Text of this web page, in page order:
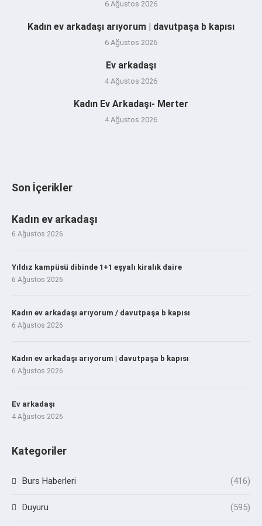
6 Ağustos 2026
Kadın ev arkadaşı arıyorum | davutpaşa b kapısı
6 Ağustos 2026
Ev arkadaşı
4 Ağustos 2026
Kadın Ev Arkadaşı- Merter
4 Ağustos 2026
Son İçerikler
Kadın ev arkadaşı
6 Ağustos 2026
Yıldız kampüsü dibinde 1+1 eşyalı kiralık daire
6 Ağustos 2026
Kadın ev arkadaşı arıyorum / davutpaşa b kapısı
6 Ağustos 2026
Kadın ev arkadaşı arıyorum | davutpaşa b kapısı
6 Ağustos 2026
Ev arkadaşı
4 Ağustos 2026
Kategoriler
Burs Haberleri (416)
Duyuru (595)